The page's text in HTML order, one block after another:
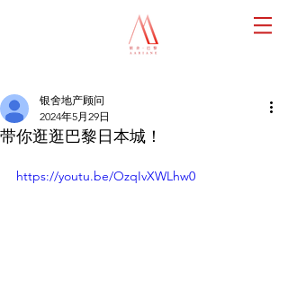
带你逛逛巴黎日本城！
银舍地产顾问
2024年5月29日
https://youtu.be/OzqIvXWLhw0